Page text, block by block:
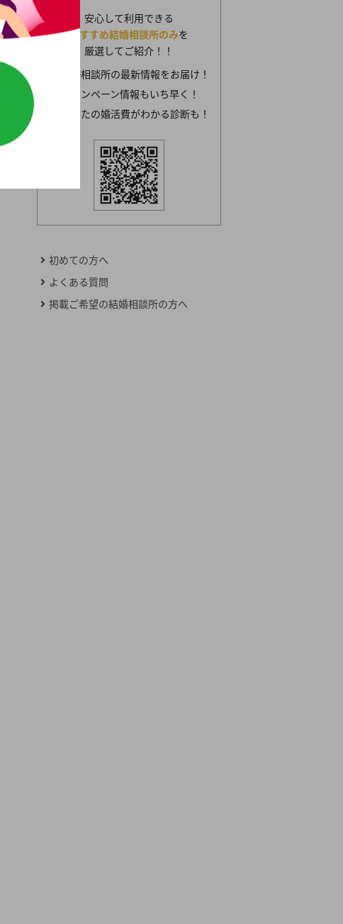
安心して利用できる
おすすめ結婚相談所のみを
厳選してご紹介！！
結婚相談所の最新情報をお届け！
キャンペーン情報もいち早く！
あなたの婚活費がわかる診断も！
初めての方へ
よくある質問
掲載ご希望の結婚相談所の方へ